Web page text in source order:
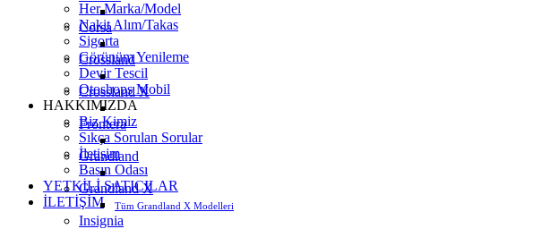
Her Marka/Model
Nakit Alım/Takas
Sigorta
Görünüm Yenileme
Devir Tescil
Otoshops Mobil
HAKKIMIZDA
Biz Kimiz
Sıkça Sorulan Sorular
İletişim
Basın Odası
YETKİLİ SATICILAR
İLETİŞİM
Corsa
Crossland
Crossland X
Frontera
Grandland
Grandland X
Tüm Grandland X Modelleri
Insignia